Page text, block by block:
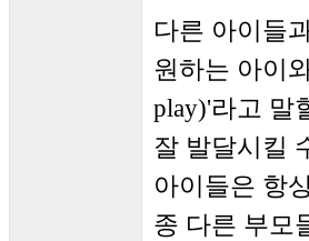
다른 아이들
원하는 아이
play)'라고 말
잘 발달시킬
아이들은 항
종 다른 부모